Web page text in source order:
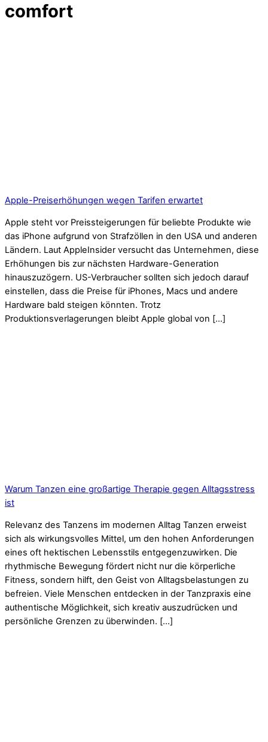
comfort
Apple-Preiserhöhungen wegen Tarifen erwartet
Apple steht vor Preissteigerungen für beliebte Produkte wie
das iPhone aufgrund von Strafzöllen in den USA und anderen
Ländern. Laut AppleInsider versucht das Unternehmen, diese
Erhöhungen bis zur nächsten Hardware-Generation
hinauszuzögern. US-Verbraucher sollten sich jedoch darauf
einstellen, dass die Preise für iPhones, Macs und andere
Hardware bald steigen könnten. Trotz
Produktionsverlagerungen bleibt Apple global von […]
Warum Tanzen eine großartige Therapie gegen Alltagsstress
ist
Relevanz des Tanzens im modernen Alltag Tanzen erweist
sich als wirkungsvolles Mittel, um den hohen Anforderungen
eines oft hektischen Lebensstils entgegenzuwirken. Die
rhythmische Bewegung fördert nicht nur die körperliche
Fitness, sondern hilft, den Geist von Alltagsbelastungen zu
befreien. Viele Menschen entdecken in der Tanzpraxis eine
authentische Möglichkeit, sich kreativ auszudrücken und
persönliche Grenzen zu überwinden. […]